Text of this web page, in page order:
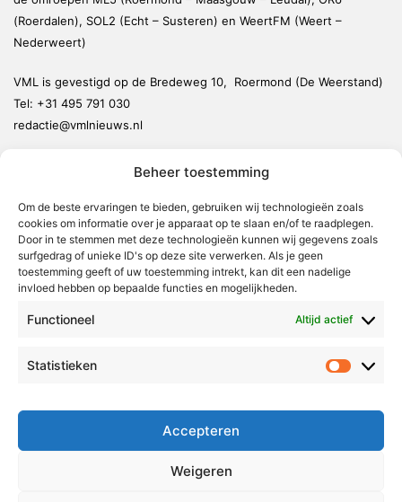
Beheer toestemming
Om de beste ervaringen te bieden, gebruiken wij technologieën zoals
cookies om informatie over je apparaat op te slaan en/of te raadplegen.
Door in te stemmen met deze technologieën kunnen wij gegevens zoals
surfgedrag of unieke ID's op deze site verwerken. Als je geen
toestemming geeft of uw toestemming intrekt, kan dit een nadelige
invloed hebben op bepaalde functies en mogelijkheden.
Functioneel Altijd actief
Statistieken
Accepteren
Weigeren
(Roerdalen), SOL2 (Echt – Susteren) en WeertFM (Weert –
Nederweert)
VML is gevestigd op de Bredeweg 10, Roermond (De Weerstand)
Tel: +31 495 791 030
redactie@vmlnieuws.nl
Leudal
Maasgouw
Echt-Susteren
Radio & TV